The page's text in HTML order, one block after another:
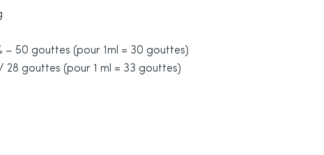
– 50 gouttes (pour 1ml = 30 gouttes)
gouttes (pour 1 ml = 33 gouttes)